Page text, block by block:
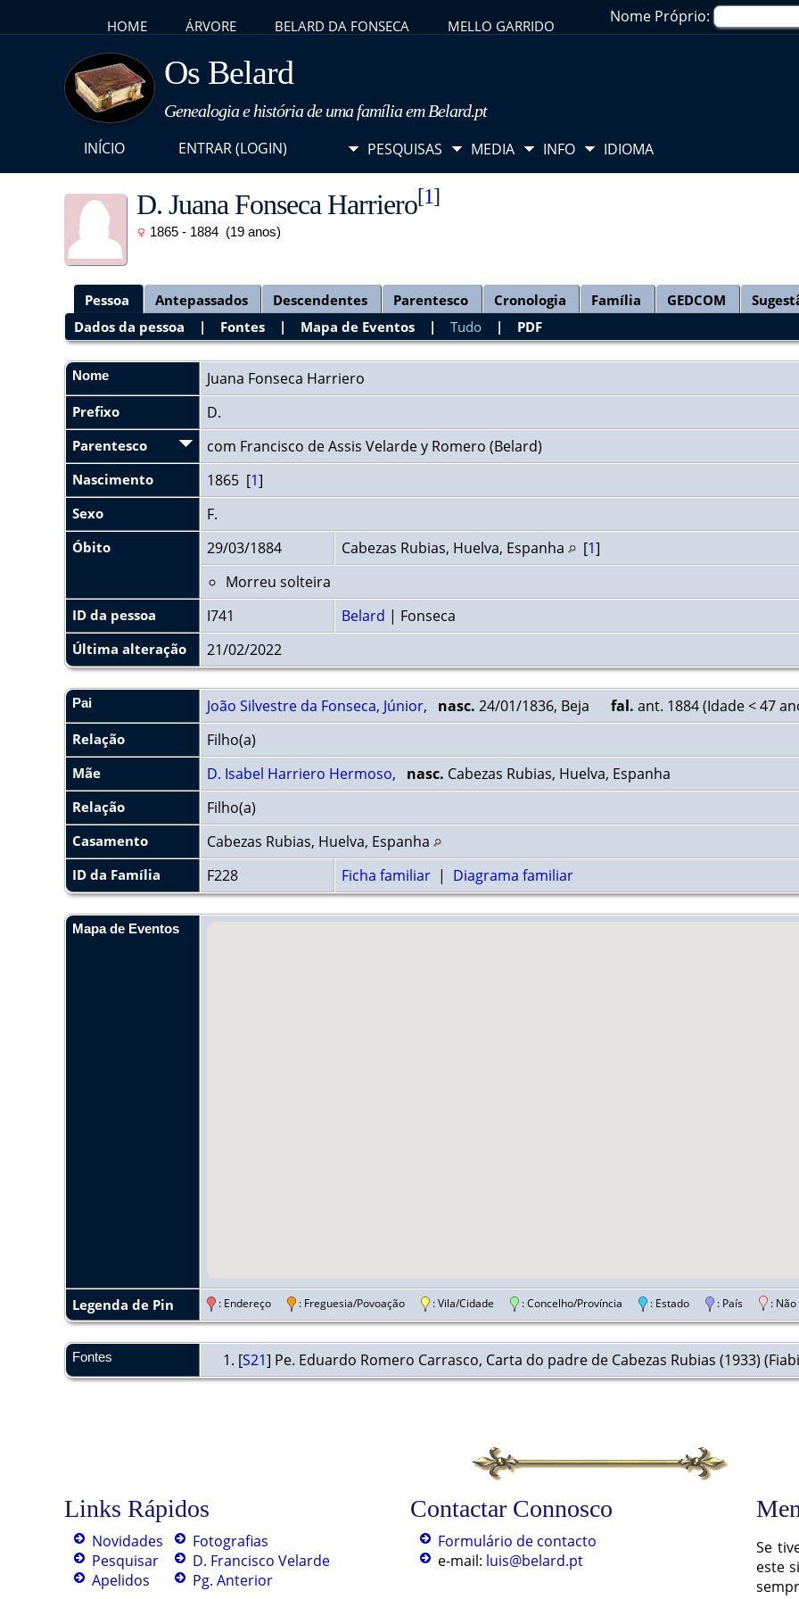
HOME ÁRVORE BELARD DA FONSECA MELLO GARRIDO
Nome Próprio:
Os Belard
Genealogia e história de uma família em Belard.pt
INÍCIO
ENTRAR (LOGIN) PESQUISAS MEDIA INFO IDIOMA
D. Juana Fonseca Harriero[1]
1865 - 1884 (19 anos)
Pessoa Antepassados Descendentes Parentesco Cronologia Família GEDCOM
Dados da pessoa | Fontes | Mapa de Eventos |Tudo | PDF
Nome Juana Fonseca Harriero
Prefixo D.
Parentesco com Francisco de Assis Velarde y Romero (Belard)
Nascimento 1865 [1]
Sexo F.
Óbito 29/03/1884 Cabezas Rubias, Huelva, Espanha [1]
Morreu solteira
ID da pessoa I741 Belard | Fonseca
Última alteração 21/02/2022
Pai João Silvestre da Fonseca, Júnior, nasc. 24/01/1836, Beja fal. ant. 1884 (Idade < 47
Relação Filho(a)
Mãe D. Isabel Harriero Hermoso, nasc. Cabezas Rubias, Huelva, Espanha
Relação Filho(a)
Casamento Cabezas Rubias, Huelva, Espanha
ID da Família F228 Ficha familiar | Diagrama familiar
Mapa de Eventos
Legenda de Pin : Endereço : Freguesia/Povoação : Vila/Cidade : Concelho/Província : Estado : País :
Fontes [S21] Pe. Eduardo Romero Carrasco, Carta do padre de Cabezas Rubias (1933)
Links Rápidos
Novidades
Pesquisar
Apelidos
Fotografias
D. Francisco Velarde
Pg. Anterior
Contactar Connosco
Formulário de contacto
e-mail: luis@belard.pt
Se
este